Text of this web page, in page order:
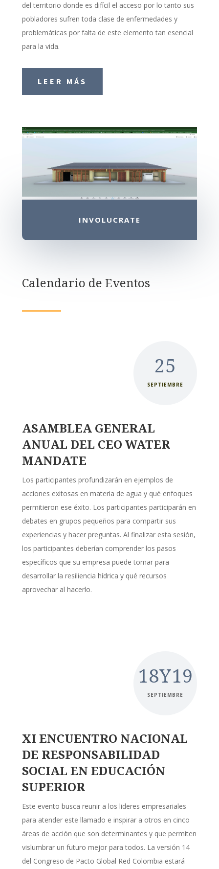
del territorio donde es difícil el acceso por lo tanto sus
pobladores sufren toda clase de enfermedades y
problemáticas por falta de este elemento tan esencial
para la vida.
LEER MÁS
INVOLUCRATE
Calendario de Eventos
25
SEPTIEMBRE
ASAMBLEA GENERAL
ANUAL DEL CEO WATER
MANDATE
Los participantes profundizarán en ejemplos de
acciones exitosas en materia de agua y qué enfoques
permitieron ese éxito. Los participantes participarán en
debates en grupos pequeños para compartir sus
experiencias y hacer preguntas. Al finalizar esta sesión,
los participantes deberían comprender los pasos
específicos que su empresa puede tomar para
desarrollar la resiliencia hídrica y qué recursos
aprovechar al hacerlo.
18Y19
SEPTIEMBRE
XI ENCUENTRO NACIONAL
DE RESPONSABILIDAD
SOCIAL EN EDUCACIÓN
SUPERIOR
Este evento busca reunir a los lideres empresariales
para atender este llamado e inspirar a otros en cinco
áreas de acción que son determinantes y que permiten
vislumbrar un futuro mejor para todos. La versión 14
del Congreso de Pacto Global Red Colombia estará